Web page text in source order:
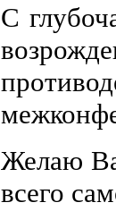
С
Желаю
всего